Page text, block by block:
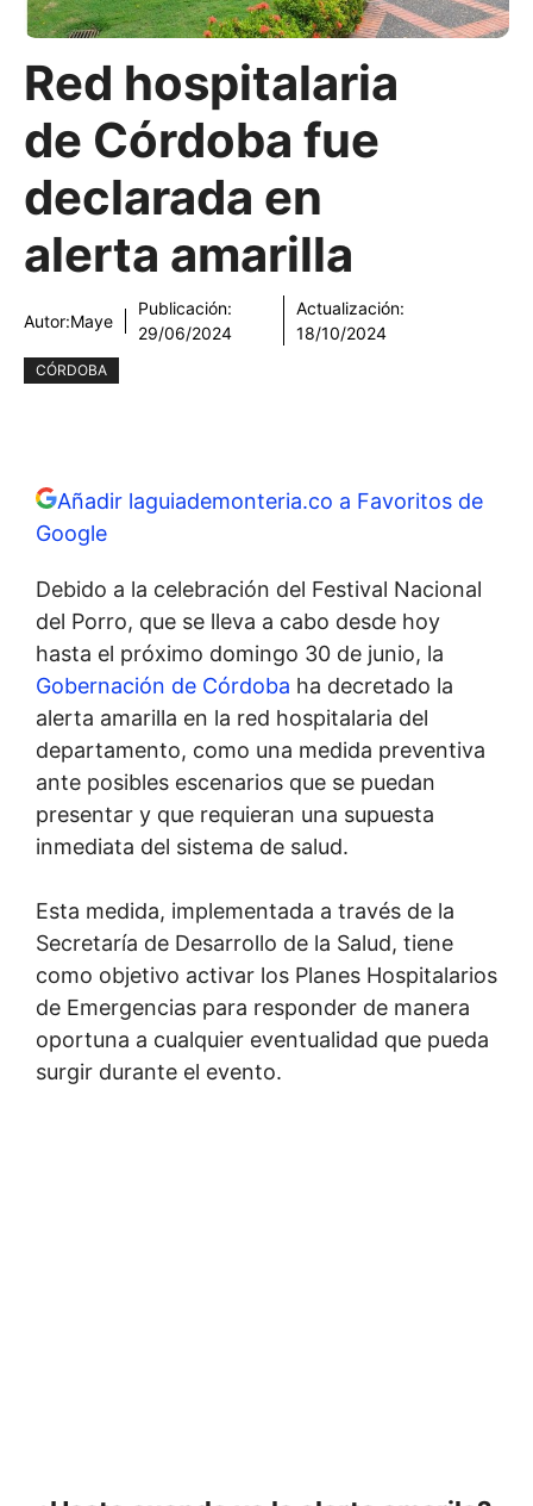
Red hospitalaria
de Córdoba fue
declarada en
alerta amarilla
Autor:Maye
Publicación:
29/06/2024
Actualización:
18/10/2024
CÓRDOBA
Añadir laguiademonteria.co a Favoritos de
Google
Debido a la celebración del Festival Nacional
del Porro, que se lleva a cabo desde hoy
hasta el próximo domingo 30 de junio, la
Gobernación de Córdoba ha decretado la
alerta amarilla en la red hospitalaria del
departamento, como una medida preventiva
ante posibles escenarios que se puedan
presentar y que requieran una supuesta
inmediata del sistema de salud.
Esta medida, implementada a través de la
Secretaría de Desarrollo de la Salud, tiene
como objetivo activar los Planes Hospitalarios
de Emergencias para responder de manera
oportuna a cualquier eventualidad que pueda
surgir durante el evento.